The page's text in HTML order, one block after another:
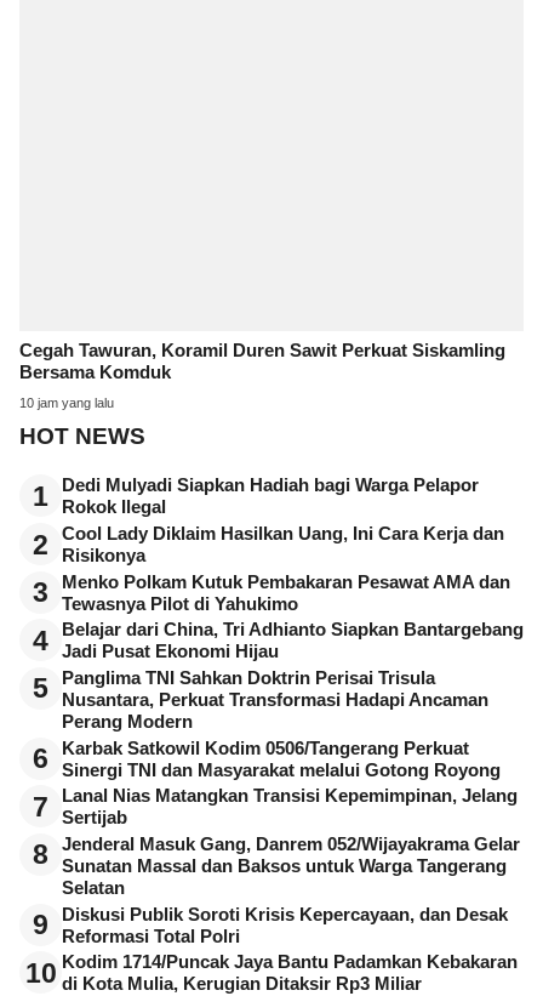
Cegah Tawuran, Koramil Duren Sawit Perkuat Siskamling
Bersama Komduk
10 jam yang lalu
HOT NEWS
1
Dedi Mulyadi Siapkan Hadiah bagi Warga Pelapor
Rokok Ilegal
2
Cool Lady Diklaim Hasilkan Uang, Ini Cara Kerja dan
Risikonya
3
Menko Polkam Kutuk Pembakaran Pesawat AMA dan
Tewasnya Pilot di Yahukimo
4
Belajar dari China, Tri Adhianto Siapkan Bantargebang
Jadi Pusat Ekonomi Hijau
5
Panglima TNI Sahkan Doktrin Perisai Trisula
Nusantara, Perkuat Transformasi Hadapi Ancaman
Perang Modern
6
Karbak Satkowil Kodim 0506/Tangerang Perkuat
Sinergi TNI dan Masyarakat melalui Gotong Royong
7
Lanal Nias Matangkan Transisi Kepemimpinan, Jelang
Sertijab
8
Jenderal Masuk Gang, Danrem 052/Wijayakrama Gelar
Sunatan Massal dan Baksos untuk Warga Tangerang
Selatan
9
Diskusi Publik Soroti Krisis Kepercayaan, dan Desak
Reformasi Total Polri
10 Kodim 1714/Puncak Jaya Bantu Padamkan Kebakaran
di Kota Mulia, Kerugian Ditaksir Rp3 Miliar